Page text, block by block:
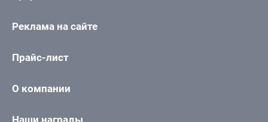
Реклама на сайте
Прайс-лист
О компании
Наши награды